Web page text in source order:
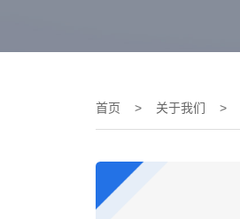
首页 > 关于我们 >